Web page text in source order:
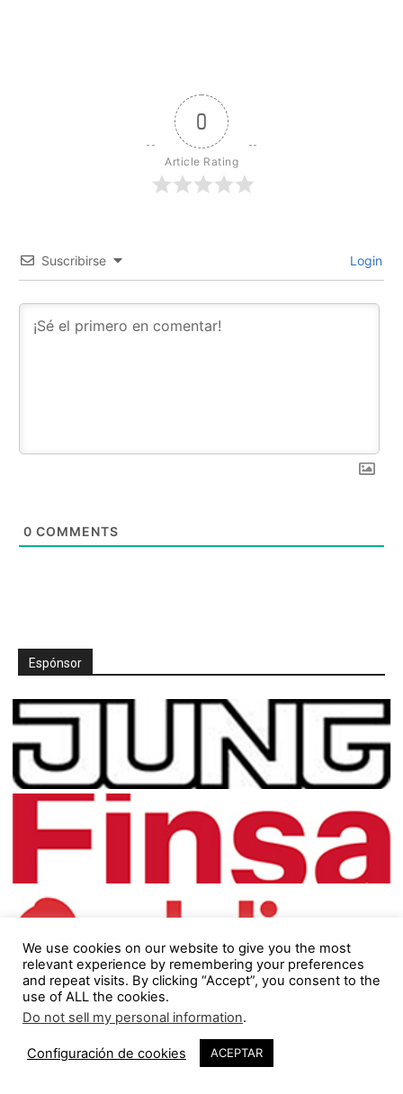
0
Article Rating
Suscribirse Login
0 COMMENTS
Espónsor
Síguenos
We use cookies on our website to give you the most
relevant experience by remembering your preferences
and repeat visits. By clicking “Accept”, you consent to the
use of ALL the cookies.
Do not sell my personal information.
Configuración de cookies ACEPTAR